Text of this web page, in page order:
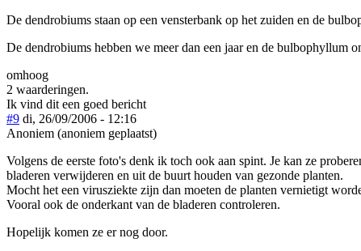
De dendrobiums staan op een vensterbank op het zuiden en de
De dendrobiums hebben we meer dan een jaar en de bulbophyllum
omhoog
2 waarderingen.
Ik vind dit een goed bericht
#9 di, 26/09/2006 - 12:16
Anoniem (anoniem geplaatst)
Volgens de eerste foto's denk ik toch ook aan spint. Je kan ze
bladeren verwijderen en uit de buurt houden van gezonde planten.
Mocht het een virusziekte zijn dan moeten de planten vernietigt
Vooral ook de onderkant van de bladeren controleren.
Hopelijk komen ze er nog door.